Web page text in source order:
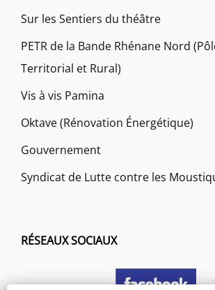
Sur les Sentiers du théâtre
PETR de la Bande Rhénane Nord
Territorial et Rural)
Vis à vis Pamina
Oktave (Rénovation Énergétique)
Gouvernement
Syndicat de Lutte contre les
RÉSEAUX SOCIAUX